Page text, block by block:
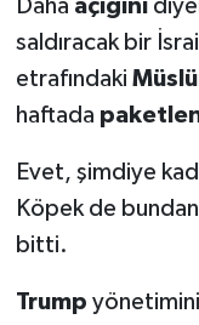
Daha açığını
saldıracak bir
etrafındaki
haftada
Evet, şimdiye
Köpek de bundan
bitti.
Trump